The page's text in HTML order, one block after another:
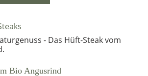
Bio Angusrind